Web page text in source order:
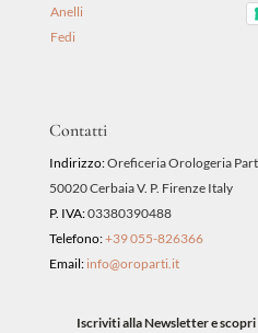
Anelli
Fedi
Contatti
Indirizzo:Oreficeria Orologeria
50020 Cerbaia V. P. Firenze Italy
P. IVA:03380390488
Telefono:+39 055-826366
Email: info@oroparti.it
Iscriviti alla Newsletter e